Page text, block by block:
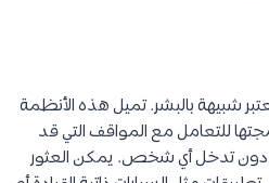
شبيهة بالبشر. تميل هذه الأنظمة
للتعامل مع المواقف التي قد
تدخل أي شخص. يمكن العثور